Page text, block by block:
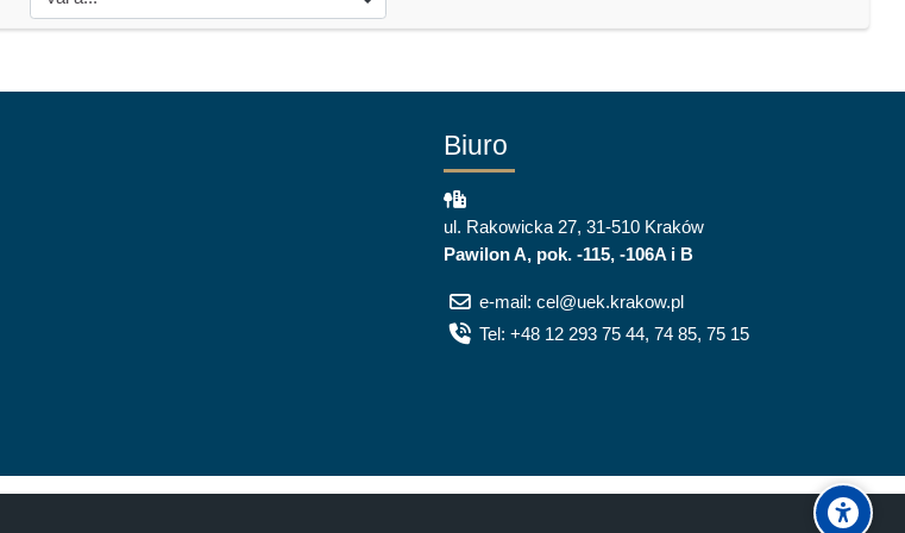
Biuro
ul. Rakowicka 27, 31-510 Kraków
Pawilon A, pok. -115, -106A i B
e-mail: cel@uek.krakow.pl
Tel: +48 12 293 75 44, 74 85, 75 15